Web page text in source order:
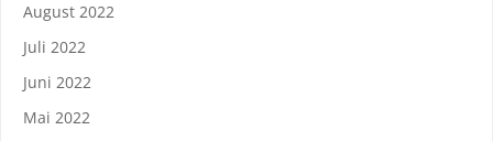
August 2022
Juli 2022
Juni 2022
Mai 2022